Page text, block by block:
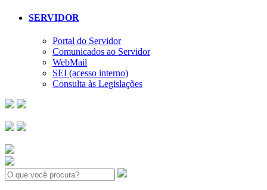
SERVIDOR
Portal do Servidor
Comunicados ao Servidor
WebMail
SEI (acesso interno)
Consulta às Legislações
Search: